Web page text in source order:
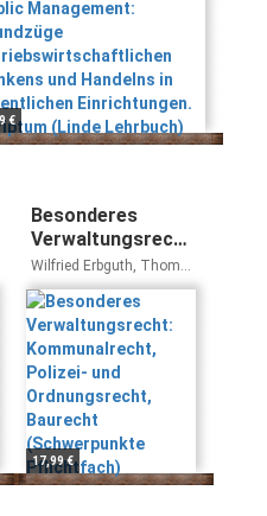
Skriptum
Lehrbuch)
€
Besonderes
Verwaltungsrecht:
Kommunalrecht,
Polizei- und
Ordnungsrecht,
Baurecht
(Schwerpunkte
Pflichtfach)
Wilfried Erbguth, Thomas
Mann, Mathias Schubert
17,99 €